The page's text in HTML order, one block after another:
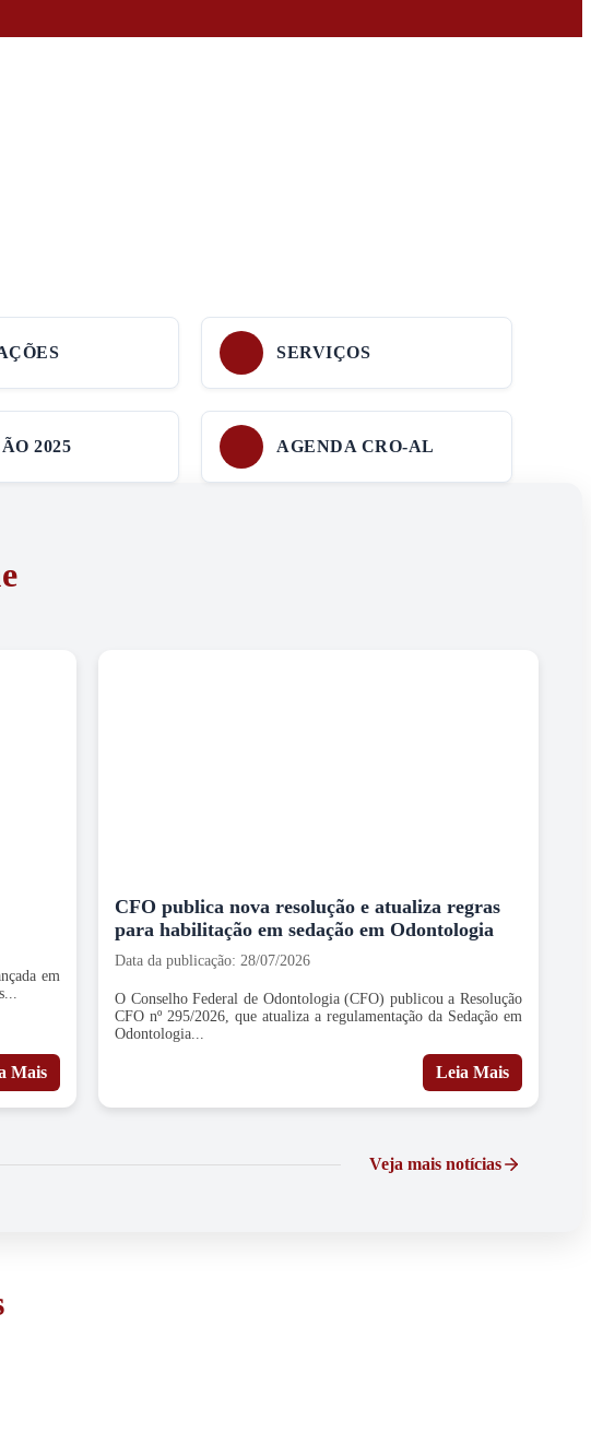
SERVIÇOS
2025 AGENDA CRO-AL
em
Mais
CFO publica nova resolução e atualiza regras
para habilitação em sedação em Odontologia
Data da publicação: 28/07/2026
O Conselho Federal de Odontologia (CFO) publicou a Resolução
CFO nº 295/2026, que atualiza a regulamentação da Sedação em
Odontologia...
Leia Mais
Veja mais notícias